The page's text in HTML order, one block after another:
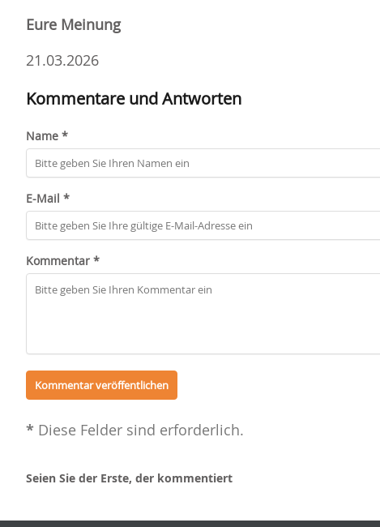
Eure Meinung
21.03.2026
Kommentare und Antworten
Name *
E-Mail *
Kommentar *
* Diese Felder sind erforderlich.
Seien Sie der Erste, der kommentiert